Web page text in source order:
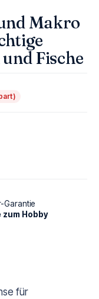
Makro
Fische
Garantie
zum Hobby
für